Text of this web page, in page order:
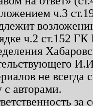
ч.3
ч.2 ст.152
не
с авторами.